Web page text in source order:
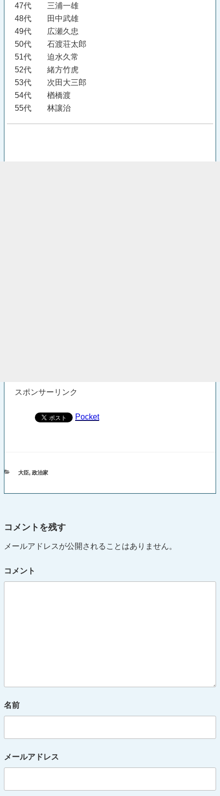
47代 三浦一雄
48代 田中武雄
49代 広瀬久忠
50代 石渡荘太郎
51代 迫水久常
52代 緒方竹虎
53代 次田大三郎
54代 楢橋渡
55代 林讓治
スポンサーリンク
Pocket
カ
大臣, 政治家
コメントを残す
メールアドレスが公開されることはありません。
コメント
名前
メールアドレス